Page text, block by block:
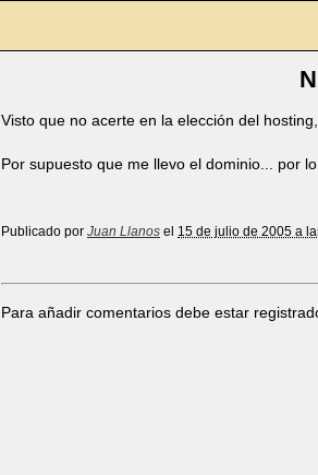
Visto que no acerte en la elección del
Por supuesto que me llevo el dominio... por
Publicado por Juan Llanos el 15 de julio de 2005 a
Para añadir comentarios debe estar